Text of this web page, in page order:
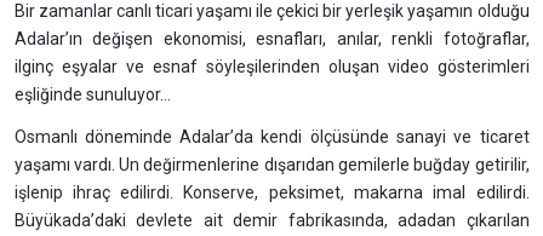
Bir zamanlar canlı ticari yaşamı ile çekici bir yerleşik yaşamın olduğu
Adalar’ın değişen ekonomisi, esnafları, anılar, renkli fotoğraflar,
ilginç eşyalar ve esnaf söyleşilerinden oluşan video gösterimleri
eşliğinde sunuluyor...
Osmanlı döneminde Adalar’da kendi ölçüsünde sanayi ve ticaret
yaşamı vardı. Un değirmenlerine dışarıdan gemilerle buğday getirilir,
işlenip ihraç edilirdi. Konserve, peksimet, makarna imal edilirdi.
Büyükada’daki devlete ait demir fabrikasında, adadan çıkarılan